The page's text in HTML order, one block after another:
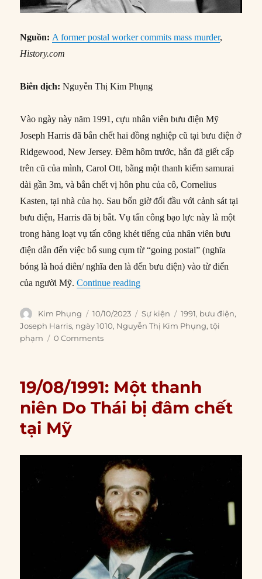
Nguồn: A former postal worker commits mass murder,
History.com
Biên dịch:Nguyễn Thị Kim Phụng
Vào ngày này năm 1991, cựu nhân viên bưu điện Mỹ
Joseph Harris đã bắn chết hai đồng nghiệp cũ tại bưu điện ở
Ridgewood, New Jersey. Đêm hôm trước, hắn đã giết cấp
trên cũ của mình, Carol Ott, bằng một thanh kiếm samurai
dài gần 3m, và bắn chết vị hôn phu của cô, Cornelius
Kasten, tại nhà của họ. Sau bốn giờ đối đầu với cảnh sát tại
bưu điện, Harris đã bị bắt. Vụ tấn công bạo lực này là một
trong hàng loạt vụ tấn công khét tiếng của nhân viên bưu
điện dẫn đến việc bổ sung cụm từ “going postal” (nghĩa
bóng là hoá điên/ nghĩa đen là đến bưu điện) vào từ điển
của người Mỹ.Continue reading“10/10/1991: Cựu nhân viên
Author
Kim Phụng
Posted
on
10/10/2023 Categories
Sự kiện Tags
1991, bưu điện,
Joseph Harris, ngày 1010, Nguyễn Thị Kim Phụng,tội
phạm
0 Comments
19/08/1991: Một thanh
niên Do Thái bị đâm chết
tại Mỹ